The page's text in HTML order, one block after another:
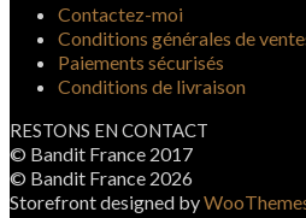
Contactez-moi
Conditions générales de
Paiements sécurisés
Conditions de livraison
RESTONS EN CONTACT
© Bandit France 2017
© Bandit France 2026
Storefront designed by